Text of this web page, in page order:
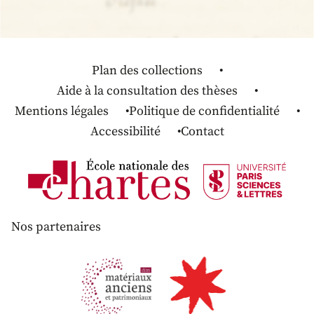
Plan des collections
Aide à la consultation des thèses
Mentions légales
Politique de confidentialité
Accessibilité
Contact
Nos partenaires